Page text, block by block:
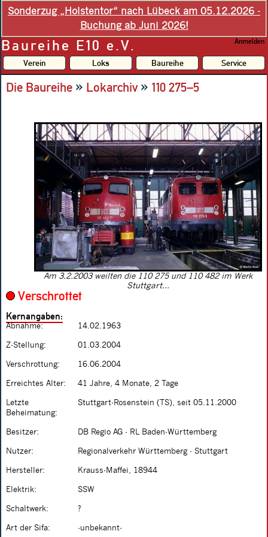
Sonderzug „Holstentor“ nach Lübeck am 05.12.2026 -
Buchung ab Juni 2026!
Baureihe E10 e.V. Anmelden
Verein Loks Baureihe Service
Die Baureihe » Lokarchiv» 110 275–5
Am 3.2.2003 weilten die 110 275 und 110 482 im Werk
Stuttgart...
Verschrottet
Kernangaben:
Abnahme: 14.02.1963
Z-Stellung: 01.03.2004
Verschrottung: 16.06.2004
Erreichtes Alter: 41 Jahre, 4 Monate, 2 Tage
Letzte
Beheimatung:
Stuttgart-Rosenstein (TS), seit 05.11.2000
Besitzer: DB Regio AG - RL Baden-Württemberg
Nutzer: Regionalverkehr Württemberg - Stuttgart
Hersteller: Krauss-Maffei, 18944
Elektrik: SSW
Schaltwerk: ?
Art der Sifa: -unbekannt-